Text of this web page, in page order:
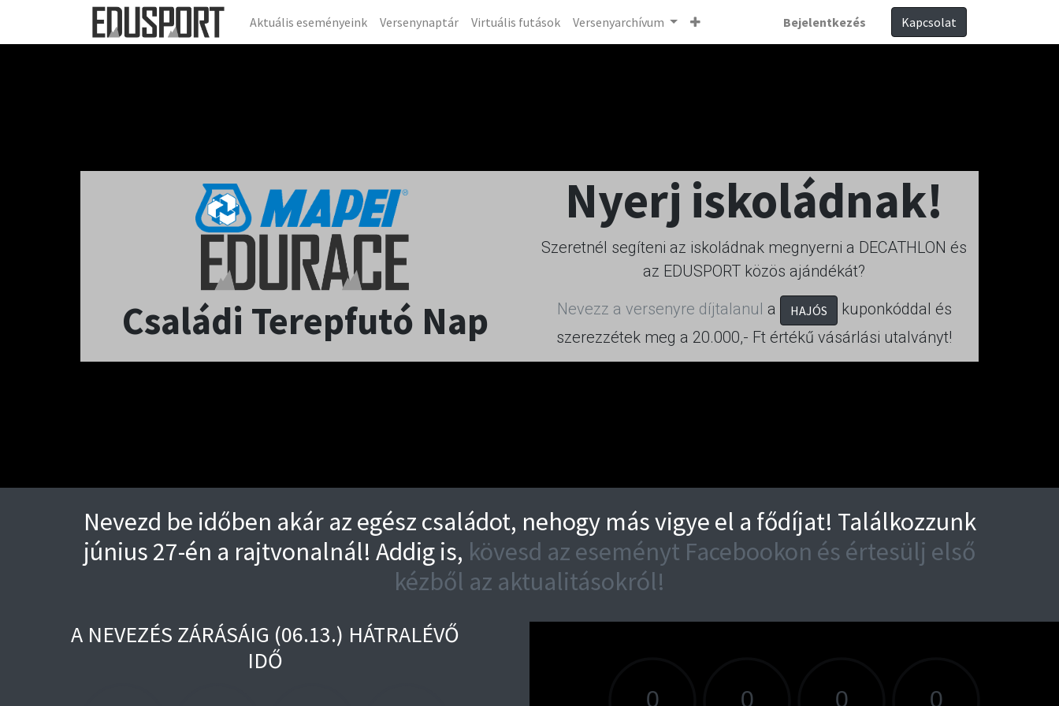
Aktuális eseményeink Versenynaptár Virtuális futások Versenyarchívum Bejelentkezés Kapcsolat
Családi Terepfutó Nap
Nyerj iskoládnak!
Szeretnél segíteni az iskoládnak megnyerni a DECATHLON és
az EDUSPORT közös ajándékát?
Nevezz a versenyre díjtalanul a HAJÓS
kuponkóddal és
szerezzétek meg a 20.000,- Ft értékű vásárlási utalványt!
Nevezd be időben akár az egész családot, nehogy más vigye el a fődíjat! Találkozzunk
június 27-én a rajtvonalnál! Addig is, kövesd az eseményt Facebookon és értesülj első
kézből az aktualitásokról!
A NEVEZÉS ZÁRÁSÁIG (06.13.) HÁTRALÉVŐ
IDŐ